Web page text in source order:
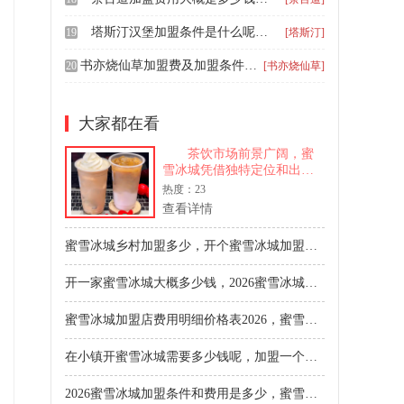
19 塔斯汀汉堡加盟条件是什么呢，塔斯汀汉堡加盟费用一览表 [塔斯汀]
20 书亦烧仙草加盟费及加盟条件，书亦烧仙草加盟费多少 [书亦烧仙草]
大家都在看
茶饮市场前景广阔，蜜
雪冰城凭借独特定位和出色
产品，在市场中占据重要地
位。它不断拓展业务版图，
为消费者带来更多美味选
开启创业新征程，加盟蜜雪
冰城是个值得考虑的选择。
接下来，将为大家详细介绍
2026蜜雪冰城加盟费大概有
多少，蜜雪冰城加盟申请流
业之路。 2026蜜雪冰城
加盟费大概有多少 蜜雪
（不含租金），主要分为基
热度：23
查看详情
蜜雪冰城乡村加盟多少，开个蜜雪冰城加盟费多少钱合适
开一家蜜雪冰城大概多少钱，2026蜜雪冰城申请通过要多久能开店
蜜雪冰城加盟店费用明细价格表2026，蜜雪冰城加盟店怎么开的
在小镇开蜜雪冰城需要多少钱呢，加盟一个蜜雪冰城需要多少资金
2026蜜雪冰城加盟条件和费用是多少，蜜雪冰城每年的加盟费是多少啊